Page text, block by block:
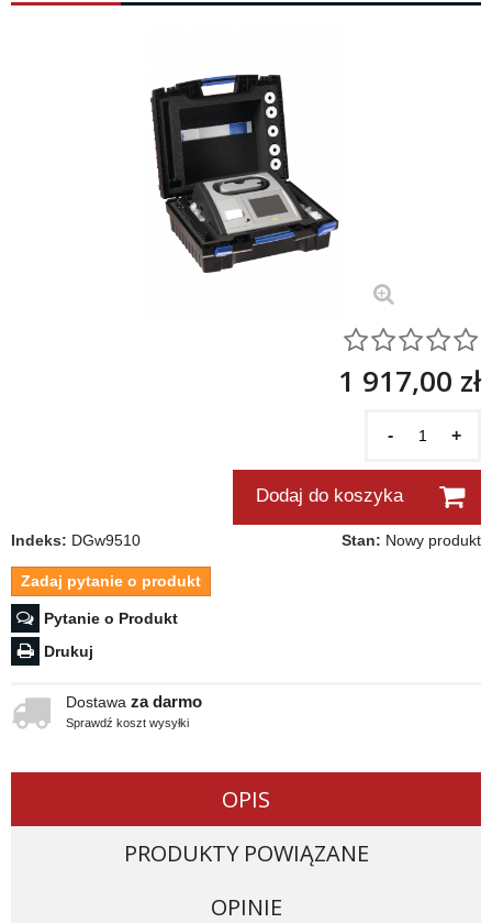
1 917,00 zł
- +
Dodaj do koszyka
Indeks: DGw9510 Stan: Nowy produkt
Zadaj pytanie o produkt
Pytanie o Produkt
Drukuj
Dostawa za darmo
Sprawdź koszt wysyłki
OPIS
PRODUKTY POWIĄZANE
OPINIE